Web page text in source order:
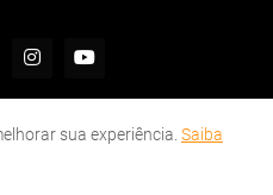
sua experiência. Saiba